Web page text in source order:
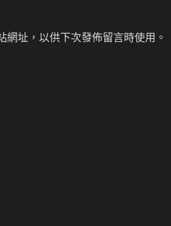
址，以供下次發佈留言時使用。